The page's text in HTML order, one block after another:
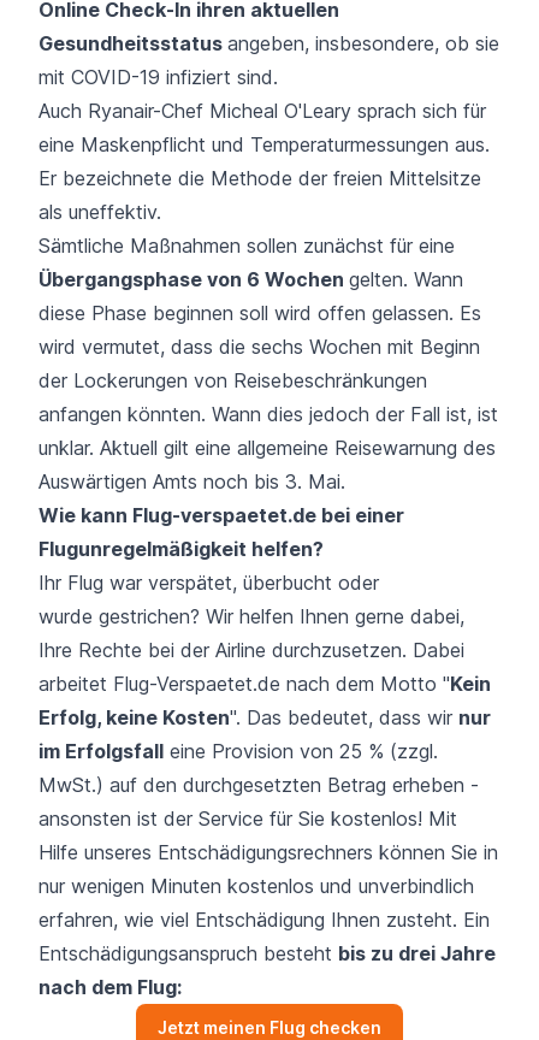
Online Check-In ihren aktuellen
Gesundheitsstatus angeben, insbesondere, ob sie
mit COVID-19 infiziert sind.
Auch Ryanair-Chef Micheal O'Leary sprach sich für
eine Maskenpflicht und Temperaturmessungen aus.
Er bezeichnete die Methode der freien Mittelsitze
als uneffektiv.
Sämtliche Maßnahmen sollen zunächst für eine
Übergangsphase von 6 Wochen gelten. Wann
diese Phase beginnen soll wird offen gelassen. Es
wird vermutet, dass die sechs Wochen mit Beginn
der Lockerungen von Reisebeschränkungen
anfangen könnten. Wann dies jedoch der Fall ist, ist
unklar. Aktuell gilt eine allgemeine Reisewarnung des
Auswärtigen Amts noch bis 3. Mai.
Wie kann Flug-verspaetet.de bei einer
Flugunregelmäßigkeit helfen?
Ihr Flug war verspätet, überbucht oder
wurde gestrichen? Wir helfen Ihnen gerne dabei,
Ihre Rechte bei der Airline durchzusetzen. Dabei
arbeitet Flug-Verspaetet.de nach dem Motto "Kein
Erfolg, keine Kosten". Das bedeutet, dass wir nur
im Erfolgsfall eine Provision von 25 % (zzgl.
MwSt.) auf den durchgesetzten Betrag erheben -
ansonsten ist der Service für Sie kostenlos! Mit
Hilfe unseres Entschädigungsrechners können Sie in
nur wenigen Minuten kostenlos und unverbindlich
erfahren, wie viel Entschädigung Ihnen zusteht. Ein
Entschädigungsanspruch besteht bis zu drei Jahre
nach dem Flug:
Jetzt meinen Flug checken